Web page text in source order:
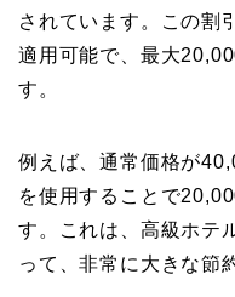
されています。この割
適用可能で、最大
す。
例えば、通常価格が
を使用することで
す。これは、高級ホテ
って、非常に大きな節